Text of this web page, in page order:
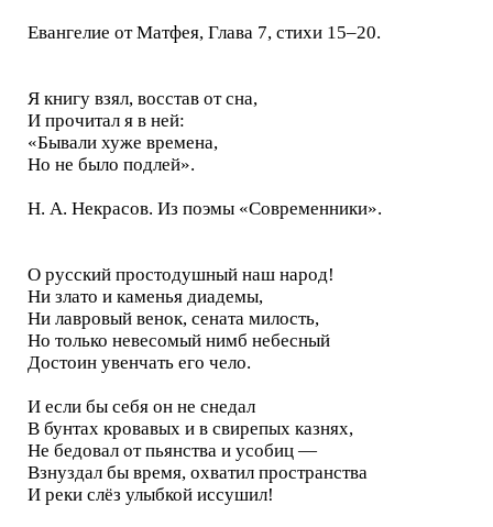
Евангелие от Матфея, Глава 7, стихи 15–20.
Я книгу взял, восстав от сна,
И прочитал я в ней:
«Бывали хуже времена,
Но не было подлей».
Н. А. Некрасов. Из поэмы «Современники».
О русский простодушный наш народ!
Ни злато и каменья диадемы,
Ни лавровый венок, сената милость,
Но только невесомый нимб небесный
Достоин увенчать его чело.
И если бы себя он не снедал
В бунтах кровавых и в свирепых казнях,
Не бедовал от пьянства и усобиц —
Взнуздал бы время, охватил пространства
И реки слёз улыбкой иссушил!